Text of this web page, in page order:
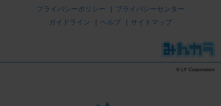
プライバシーポリシー
| プライバシーセンター
ガイドライン
| ヘルプ | サイトマップ
© LY Corporation